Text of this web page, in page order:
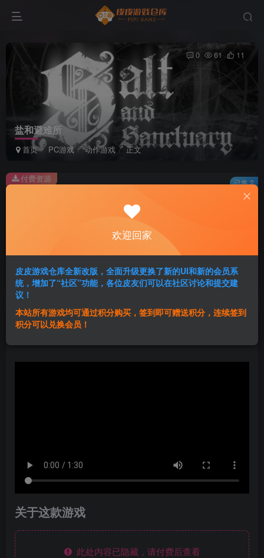
盐和避难所
首页 PC游戏 动作游戏 正文
0 61 11
此内容为付费资源，请付费后查看
2积分
黄金会员免费 超级会员免费
登录购买
付费资源 已售 2
群主1号
关于这款游戏
此处内容已隐藏，请付费后查看
欢迎回家
皮皮游戏仓库全新改版，全面升级更换了新的UI和新的会员系
统，增加了“社区”功能，各位皮友们可以在社区讨论和提交建
议！
本站所有游戏均可通过积分购买，签到即可赠送积分，连续签到
积分可以兑换会员！